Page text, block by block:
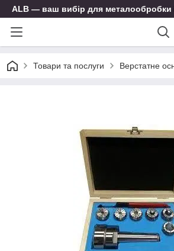
ALB — ваш вибір для металообробки
Товари та послуги Верстатне